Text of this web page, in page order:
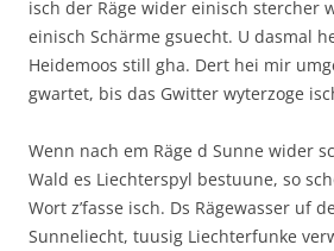
isch der Räge wider einisch stercher
einisch Schärme gsuecht. U dasmal
Heidemoos still gha. Dert hei mir
gwartet, bis das Gwitter wyterzoge
Wenn nach em Räge d Sunne wider
Wald es Liechterspyl bestuune, so
Wort z’fasse isch. Ds Rägewasser uf
Sunneliecht, tuusig Liechterfunke